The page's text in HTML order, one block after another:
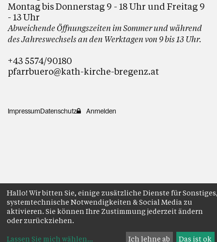
Montag bis Donnerstag 9 - 18 Uhr und Freitag 9
- 13 Uhr
Abweichende Öffnungszeiten im Sommer und während
des Jahreswechsels an den Werktagen von 9 bis 13 Uhr.
+43 5574/90180
pfarrbuero@kath-kirche-bregenz.at
ImpressumDatenschutz Anmelden
Hallo! Wir bitten Sie, einige zusätzliche Dienste für
systemtechnische Notwendigkeiten & Social Media zu
aktivieren. Sie können Ihre Zustimmung jederzeit ändern
oder zurückziehen.
Lassen Sie mich wählen... Ich lehne ab Das ist ok